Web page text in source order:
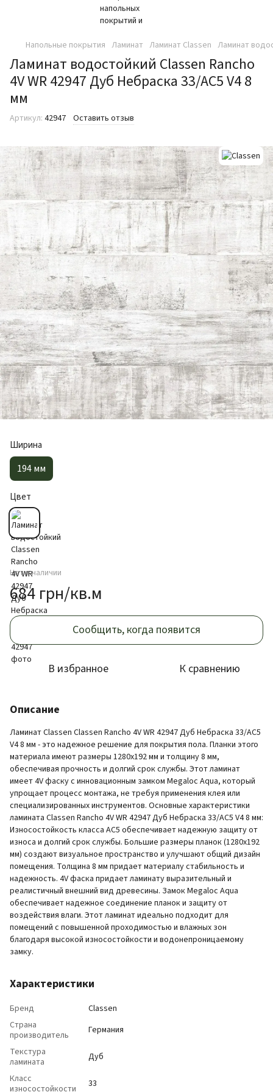
Напольные покрытия Ламинат Ламинат Classen Ламинат
Ламинат водостойкий Classen Rancho
4V WR 42947 Дуб Небраска 33/AC5 V4 8
мм
Артикул: 42947 Оставить отзыв
Ширина
194 мм
Цвет
Нет в наличии
684 грн/кв.м
Сообщить, когда появится
В избранное К сравнению
Описание
Ламинат Classen Classen Rancho 4V WR 42947 Дуб Небраска 33/AC5
V4 8 мм - это надежное решение для покрытия пола. Планки этого
материала имеют размеры 1280x192 мм и толщину 8 мм,
обеспечивая прочность и долгий срок службы. Этот ламинат
имеет 4V фаску с инновационным замком Megaloc Aqua, который
упрощает процесс монтажа, не требуя применения клея или
специализированных инструментов. Основные характеристики
ламината Classen Rancho 4V WR 42947 Дуб Небраска 33/AC5 V4 8 мм:
Износостойкость класса AC5 обеспечивает надежную защиту от
износа и долгий срок службы. Большие размеры планок (1280x192
мм) создают визуальное пространство и улучшают общий дизайн
помещения. Толщина 8 мм придает материалу стабильность и
надежность. 4V фаска придает ламинату выразительный и
реалистичный внешний вид древесины. Замок Megaloc Aqua
обеспечивает надежное соединение планок и защиту от
воздействия влаги. Этот ламинат идеально подходит для
помещений с повышенной проходимостью и влажных зон
благодаря высокой износостойкости и водонепроницаемому
замку.
Характеристики
Бренд
Classen
Страна
производитель
Германия
Текстура
ламината
Дуб
Класс
износостойкости
33